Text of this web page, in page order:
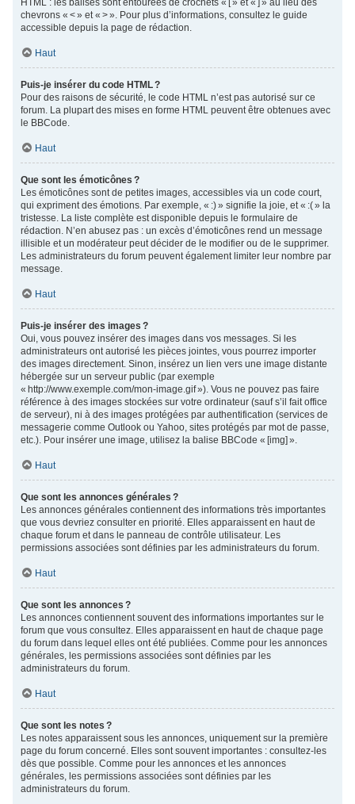
HTML : les balises sont entourées de crochets « [ » et « ] » au lieu des
chevrons « < » et « > ». Pour plus d’informations, consultez le guide
accessible depuis la page de rédaction.
Haut
Puis-je insérer du code HTML ?
Pour des raisons de sécurité, le code HTML n’est pas autorisé sur ce
forum. La plupart des mises en forme HTML peuvent être obtenues avec
le BBCode.
Haut
Que sont les émoticônes ?
Les émoticônes sont de petites images, accessibles via un code court,
qui expriment des émotions. Par exemple, « :) » signifie la joie, et « :( » la
tristesse. La liste complète est disponible depuis le formulaire de
rédaction. N’en abusez pas : un excès d’émoticônes rend un message
illisible et un modérateur peut décider de le modifier ou de le supprimer.
Les administrateurs du forum peuvent également limiter leur nombre par
message.
Haut
Puis-je insérer des images ?
Oui, vous pouvez insérer des images dans vos messages. Si les
administrateurs ont autorisé les pièces jointes, vous pourrez importer
des images directement. Sinon, insérez un lien vers une image distante
hébergée sur un serveur public (par exemple
« http://www.exemple.com/mon-image.gif »). Vous ne pouvez pas faire
référence à des images stockées sur votre ordinateur (sauf s’il fait office
de serveur), ni à des images protégées par authentification (services de
messagerie comme Outlook ou Yahoo, sites protégés par mot de passe,
etc.). Pour insérer une image, utilisez la balise BBCode « [img] ».
Haut
Que sont les annonces générales ?
Les annonces générales contiennent des informations très importantes
que vous devriez consulter en priorité. Elles apparaissent en haut de
chaque forum et dans le panneau de contrôle utilisateur. Les
permissions associées sont définies par les administrateurs du forum.
Haut
Que sont les annonces ?
Les annonces contiennent souvent des informations importantes sur le
forum que vous consultez. Elles apparaissent en haut de chaque page
du forum dans lequel elles ont été publiées. Comme pour les annonces
générales, les permissions associées sont définies par les
administrateurs du forum.
Haut
Que sont les notes ?
Les notes apparaissent sous les annonces, uniquement sur la première
page du forum concerné. Elles sont souvent importantes : consultez-les
dès que possible. Comme pour les annonces et les annonces
générales, les permissions associées sont définies par les
administrateurs du forum.